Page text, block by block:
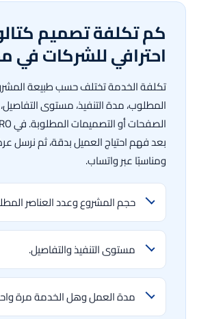
كم تكلفة تصميم
احترافي للشركات في
تكلفة الخدمة تختلف حسب طبيعة
المطلوب، مدة التنفيذ، مستوى
بعد فهم احتياج العميل بدقة، ثم نرسل
ومناسبًا عبر واتساب.
حجم المشروع وعدد العناصر
مستوى التنفيذ والتفاصيل.
مدة العمل وهل الخدمة مرة